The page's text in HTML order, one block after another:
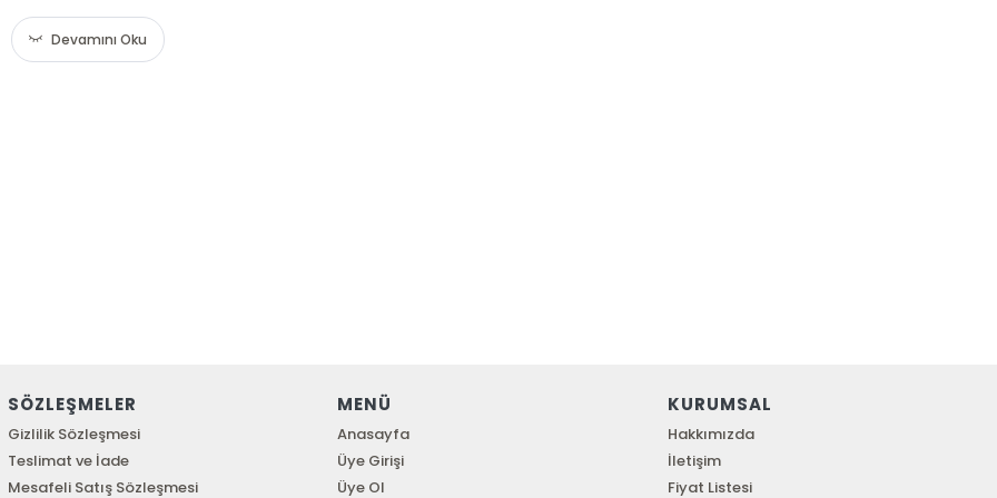
Devamını Oku
SÖZLEŞMELER
Gizlilik Sözleşmesi
Teslimat ve İade
Mesafeli Satış Sözleşmesi
MENÜ
Anasayfa
Üye Girişi
Üye Ol
KURUMSAL
Hakkımızda
İletişim
Fiyat Listesi